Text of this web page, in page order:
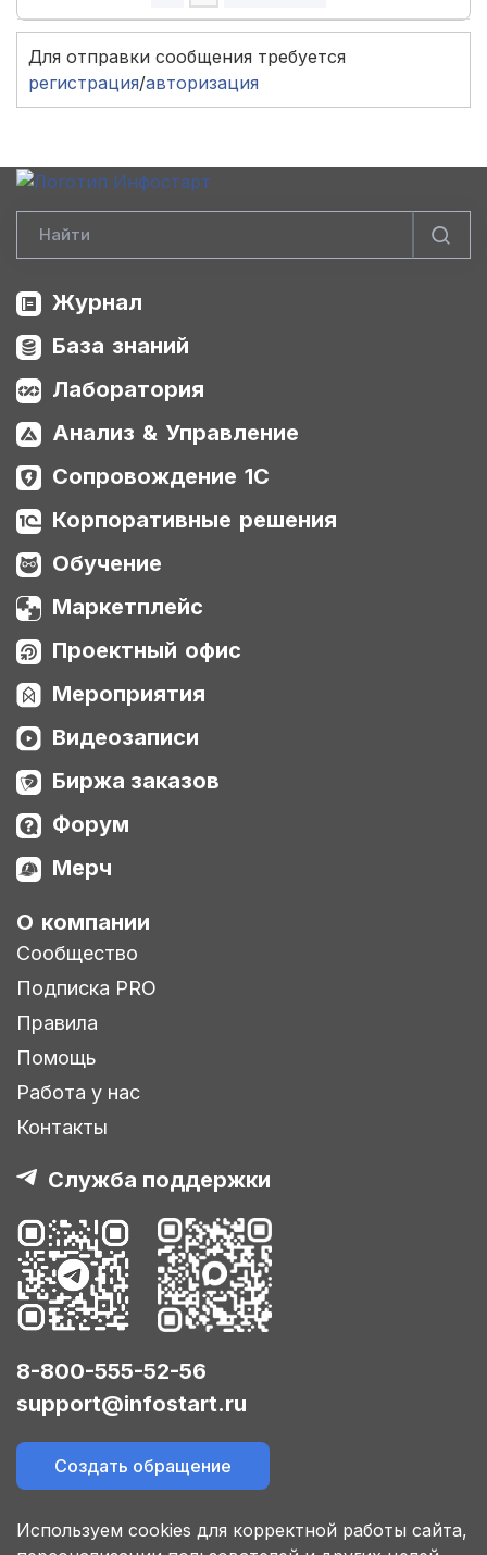
Для отправки сообщения требуется
регистрация/авторизация
Журнал
База знаний
Лаборатория
Анализ & Управление
Сопровождение 1С
Корпоративные решения
Обучение
Маркетплейс
Проектный офис
Мероприятия
Видеозаписи
Биржа заказов
Форум
Мерч
О компании
Сообщество
Подписка PRO
Правила
Помощь
Работа у нас
Контакты
Служба поддержки
8-800-555-52-56
support@infostart.ru
Создать обращение
Используем cookies для корректной работы сайта,